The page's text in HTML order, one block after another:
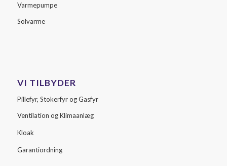
Varmepumpe
Solvarme
VI TILBYDER
Pillefyr, Stokerfyr og Gasfyr
Ventilation og Klimaanlæg
Kloak
Garantiordning